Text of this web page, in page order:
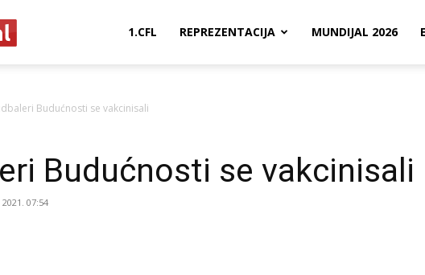
1.CFL REPREZENTACIJA MUNDIJAL 2026
Budućnosti se vakcinisali
Budućnosti se vakcinisali
2021. 07:54